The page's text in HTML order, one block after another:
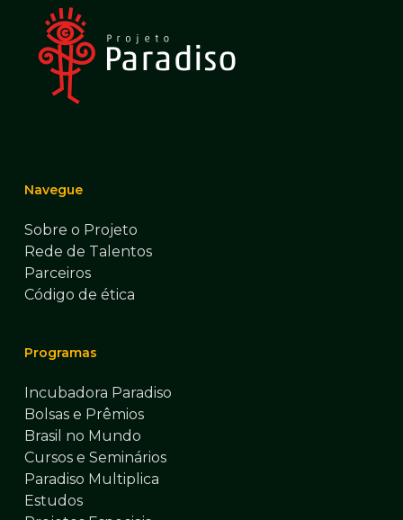
Navegue
Sobre o Projeto
Rede de Talentos
Parceiros
Código de ética
Programas
Incubadora Paradiso
Bolsas e Prêmios
Brasil no Mundo
Cursos e Seminários
Paradiso Multiplica
Estudos